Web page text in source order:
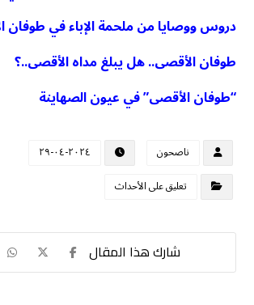
دروس ووصايا من ملحمة الإباء في طوفان
طوفان الأقصى.. هل يبلغ مداه الأقصى..؟
“طوفان الأقصى” في عيون الصهاينة
ناصحون
٢٠٢٤-٠٤-٢٩
تعليق على الأحداث